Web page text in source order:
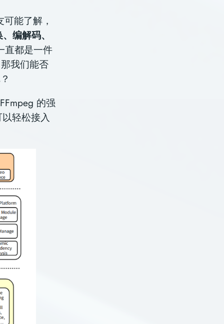
能了解，
编解码、
直都是⼀件
我们能否
的强
轻松接⼊